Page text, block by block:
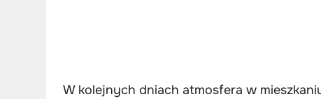
W kolejnych dniach atmosfera w